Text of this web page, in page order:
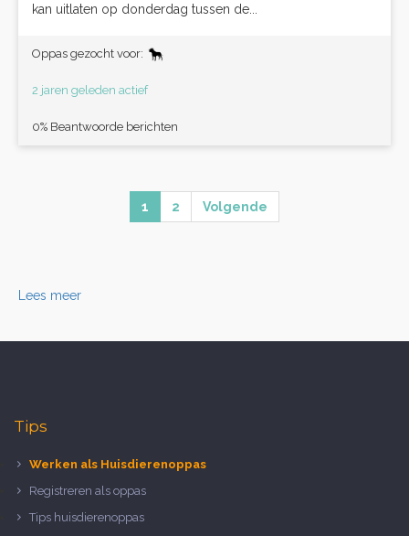
kan uitlaten op donderdag tussen de...
Oppas gezocht voor:
2 jaren geleden actief
0% Beantwoorde berichten
1 2 Volgende
Lees meer
Tips
Werken als Huisdierenoppas
Registreren als oppas
Tips huisdierenoppas